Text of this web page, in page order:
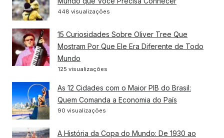
448 visualizações
15 Curiosidades Sobre Oliver Tree Que
Mostram Por Que Ele Era Diferente de Todo
Mundo
125 visualizações
As 12 Cidades com o Maior PIB do Brasil:
Quem Comanda a Economia do País
90 visualizações
A História da Copa do Mundo: De 1930 ao